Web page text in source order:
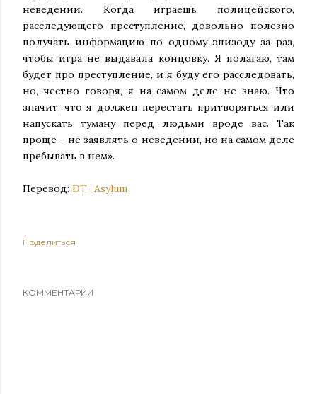
неведении. Когда играешь полицейского,
расследующего преступление, довольно полезно
получать информацию по одному эпизоду за раз,
чтобы игра не выдавала концовку. Я полагаю, там
будет про преступление, и я буду его расследовать,
но, честно говоря, я на самом деле не знаю. Что
значит, что я должен перестать притворяться или
напускать туману перед людьми вроде вас. Так
проще – не заявлять о неведении, но на самом деле
пребывать в нем».
Перевод: DT_Asylum
Поделиться
КОММЕНТАРИИ